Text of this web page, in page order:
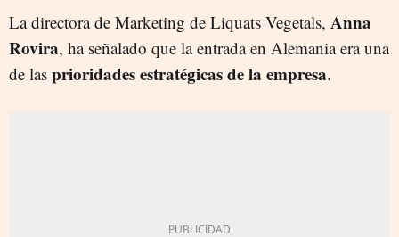
La directora de Marketing de Liquats Vegetals, Anna
Rovira, ha señalado que la entrada en Alemania era una
de las prioridades estratégicas de la empresa.